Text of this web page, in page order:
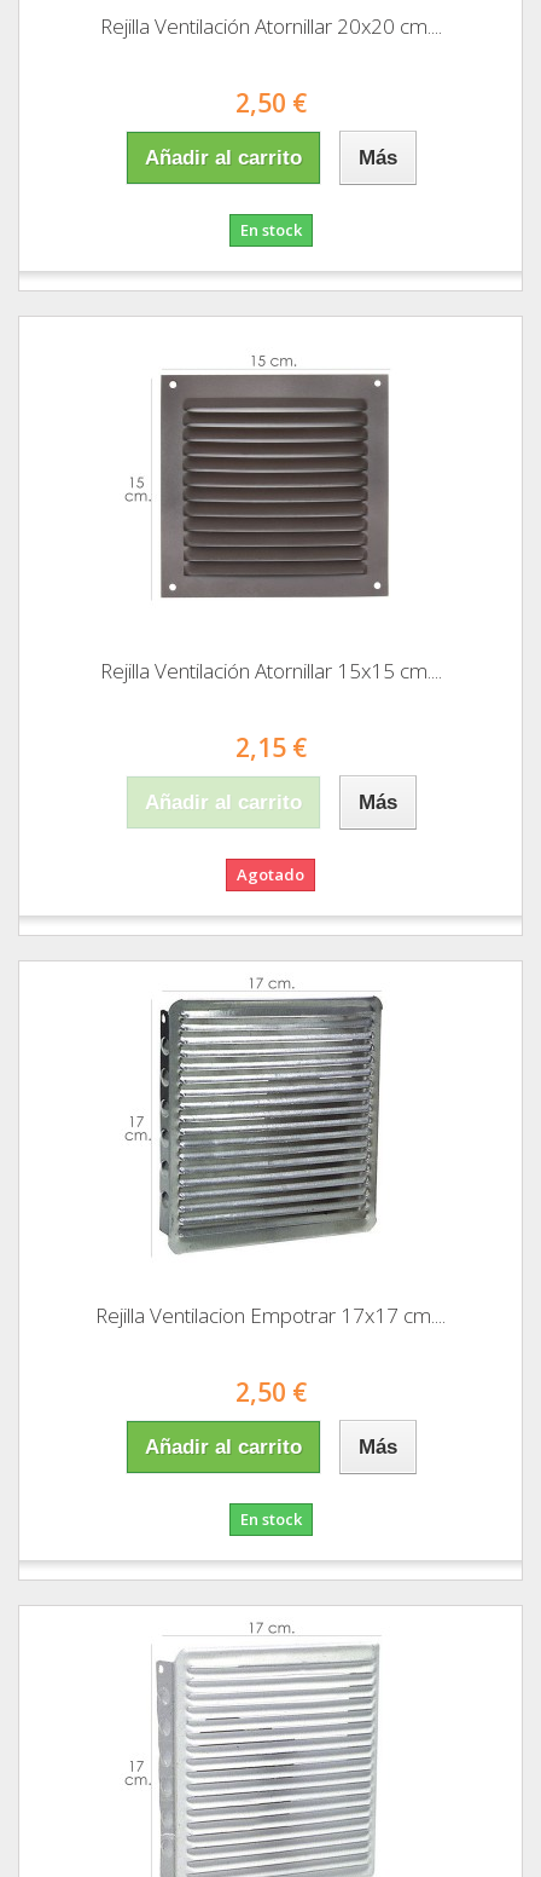
Rejilla Ventilación Atornillar 20x20 cm....
2,50 €
Añadir al carrito Más
En stock
Rejilla Ventilación Atornillar 15x15 cm....
2,15 €
Añadir al carrito Más
Agotado
Rejilla Ventilacion Empotrar 17x17 cm....
2,50 €
Añadir al carrito Más
En stock